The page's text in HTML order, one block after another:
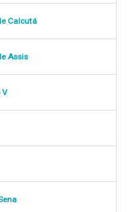
Calcutá
Assis
V